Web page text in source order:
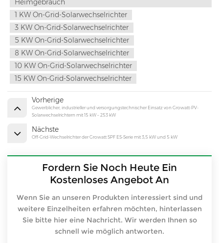
Heimgebrauch
1 KW On-Grid-Solarwechselrichter
3 KW On-Grid-Solarwechselrichter
5 KW On-Grid-Solarwechselrichter
8 KW On-Grid-Solarwechselrichter
10 KW On-Grid-Solarwechselrichter
15 KW On-Grid-Solarwechselrichter
Vorherige
Gewerblicher, industrieller und versorgungstechnischer Einsatz von Growatt-PV-
Solarwechselrichtern mit 15 kW – 253 kW
Nächste
Off-Grid-Wechselrichter der Growatt SPF ES-Serie mit 3,5 kW und 5 kW
Fordern Sie Noch Heute Ein
Kostenloses Angebot An
Wenn Sie an unseren Produkten interessiert sind und
weitere Einzelheiten erfahren möchten, hinterlassen
Sie bitte hier eine Nachricht. Wir werden Ihnen so
schnell wie möglich antworten.